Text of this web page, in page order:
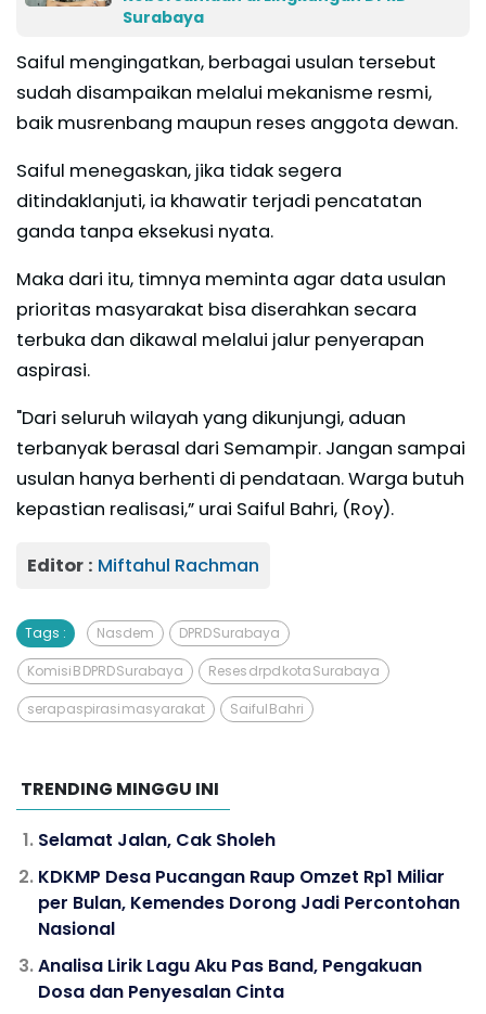
Surabaya
Saiful mengingatkan, berbagai usulan tersebut
sudah disampaikan melalui mekanisme resmi,
baik musrenbang maupun reses anggota dewan.
Saiful menegaskan, jika tidak segera
ditindaklanjuti, ia khawatir terjadi pencatatan
ganda tanpa eksekusi nyata.
Maka dari itu, timnya meminta agar data usulan
prioritas masyarakat bisa diserahkan secara
terbuka dan dikawal melalui jalur penyerapan
aspirasi.
"Dari seluruh wilayah yang dikunjungi, aduan
terbanyak berasal dari Semampir. Jangan sampai
usulan hanya berhenti di pendataan. Warga butuh
kepastian realisasi,” urai Saiful Bahri, (Roy).
Editor : Miftahul Rachman
Tags : Nasdem DPRD Surabaya
Komisi B DPRD Surabaya Reses drpd kota Surabaya
serap aspirasi masyarakat Saiful Bahri
TRENDING MINGGU INI
Selamat Jalan, Cak Sholeh
KDKMP Desa Pucangan Raup Omzet Rp1 Miliar
per Bulan, Kemendes Dorong Jadi Percontohan
Nasional
Analisa Lirik Lagu Aku Pas Band, Pengakuan
Dosa dan Penyesalan Cinta